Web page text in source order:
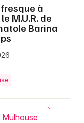
à
M.U.R. de
Barina